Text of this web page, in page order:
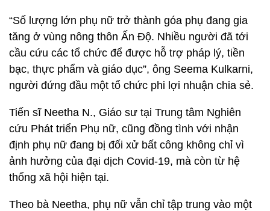
“Số lượng lớn phụ nữ trở thành góa phụ đang gia
tăng ở vùng nông thôn Ấn Độ. Nhiều người đã tới
cầu cứu các tổ chức để được hỗ trợ pháp lý, tiền
bạc, thực phẩm và giáo dục”, ông Seema Kulkarni,
người đứng đầu một tổ chức phi lợi nhuận chia sẻ.
Tiến sĩ Neetha N., Giáo sư tại Trung tâm Nghiên
cứu Phát triển Phụ nữ, cũng đồng tình với nhận
định phụ nữ đang bị đối xử bất công không chỉ vì
ảnh hưởng của đại dịch Covid-19, mà còn từ hệ
thống xã hội hiện tại.
Theo bà Neetha, phụ nữ vẫn chỉ tập trung vào một